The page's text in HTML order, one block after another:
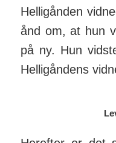
Hel­lig­ånden
ånd om, at hun
på ny. Hun
Hel­lig­åndens